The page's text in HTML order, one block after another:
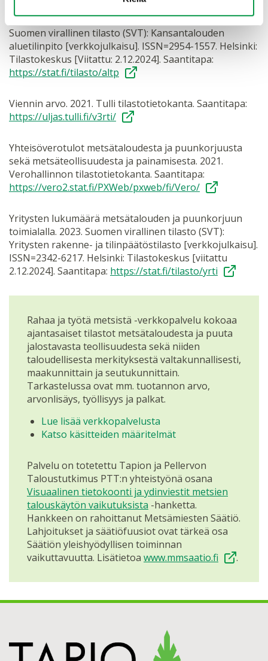
sekä puuta jalostavan teollisuuden ja painamisen
toimialoilla. 2022. Aineisto ostettu Tilastokeskuksesta.
Suomen virallinen tilasto (SVT): Kansantalouden
aluetilinpito [verkkojulkaisu]. ISSN=2954-1557. Helsinki:
Tilastokeskus [Viitattu: 2.12.2024]. Saantitapa:
https://stat.fi/tilasto/altp
Viennin arvo. 2021. Tulli tilastotietokanta. Saantitapa:
https://uljas.tulli.fi/v3rti/
Yhteisöverotulot metsätaloudesta ja puunkorjuusta
sekä metsäteollisuudesta ja painamisesta. 2021.
Verohallinnon tilastotietokanta. Saantitapa:
https://vero2.stat.fi/PXWeb/pxweb/fi/Vero/
Yritysten lukumäärä metsätalouden ja puunkorjuun
toimialalla. 2023. Suomen virallinen tilasto (SVT):
Yritysten rakenne- ja tilinpäätöstilasto [verkkojulkaisu].
ISSN=2342-6217. Helsinki: Tilastokeskus [viitattu
2.12.2024]. Saantitapa: https://stat.fi/tilasto/yrti
Rahaa ja työtä metsistä -verkkopalvelu kokoaa
ajantasaiset tilastot metsätaloudesta ja puuta
jalostavasta teollisuudesta sekä niiden
taloudellisesta merkityksestä valtakunnallisesti,
maakunnittain ja seutukunnittain.
Tarkastelussa ovat mm. tuotannon arvo,
arvonlisäys, työllisyys ja palkat.
Lue lisää verkkopalvelusta
Katso käsitteiden määritelmät
Palvelu on totetettu Tapion ja Pellervon
Taloustutkimus PTT:n yhteistyönä osana
Visuaalinen tietokoonti ja ydinviestit metsien
talouskäytön vaikutuksista -hanketta.
Hankkeen on rahoittanut Metsämiesten Säätiö.
Lahjoitukset ja säätiöfuusiot ovat tärkeä osa
Säätiön yleishyödyllisen toiminnan
vaikuttavuutta. Lisätietoa www.mmsaatio.fi .